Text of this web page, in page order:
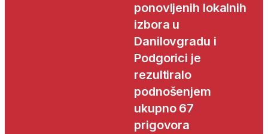
ponovljenih lokalnih
izbora u
Danilovgradu i
Podgorici je
rezultiralo
podnošenjem
ukupno 67
prigovora